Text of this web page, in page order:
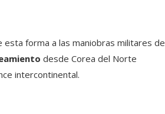
forma a las maniobras militares de
desde Corea del Norte
intercontinental.